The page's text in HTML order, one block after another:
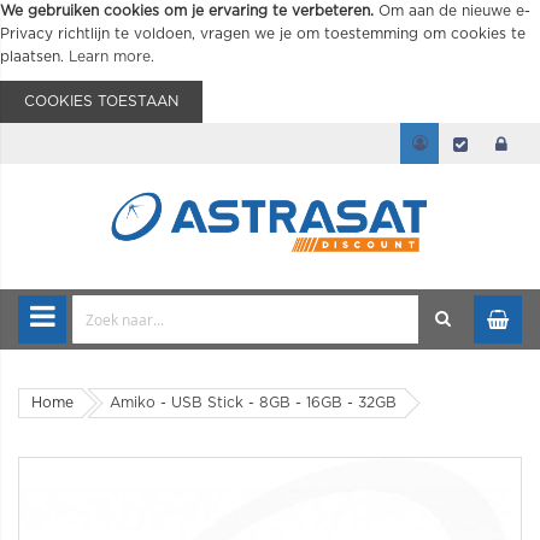
We gebruiken cookies om je ervaring te verbeteren. Om aan de nieuwe e-
Privacy richtlijn te voldoen, vragen we je om toestemming om cookies te
plaatsen.
Learn more.
COOKIES TOESTAAN
Home Amiko - USB Stick - 8GB - 16GB - 32GB